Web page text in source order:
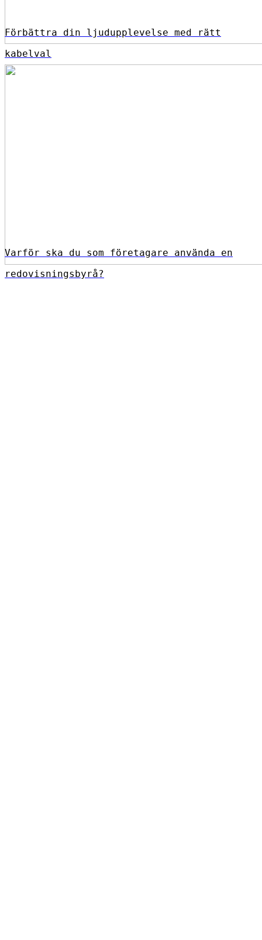
Förbättra din ljudupplevelse med rätt
kabelval
Varför ska du som företagare använda en
redovisningsbyrå?